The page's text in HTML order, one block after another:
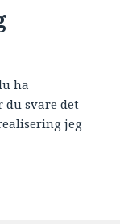
ha
du svare det
jeg